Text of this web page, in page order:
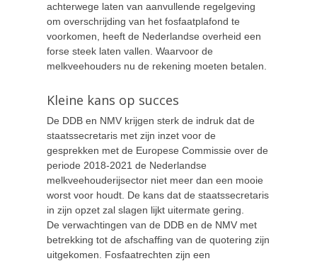
achterwege laten van aanvullende regelgeving
om overschrijding van het fosfaatplafond te
voorkomen, heeft de Nederlandse overheid een
forse steek laten vallen. Waarvoor de
melkveehouders nu de rekening moeten betalen.
Kleine kans op succes
De DDB en NMV krijgen sterk de indruk dat de
staatssecretaris met zijn inzet voor de
gesprekken met de Europese Commissie over de
periode 2018-2021 de Nederlandse
melkveehouderijsector niet meer dan een mooie
worst voor houdt. De kans dat de staatssecretaris
in zijn opzet zal slagen lijkt uitermate gering.
De verwachtingen van de DDB en de NMV met
betrekking tot de afschaffing van de quotering zijn
uitgekomen. Fosfaatrechten zijn een